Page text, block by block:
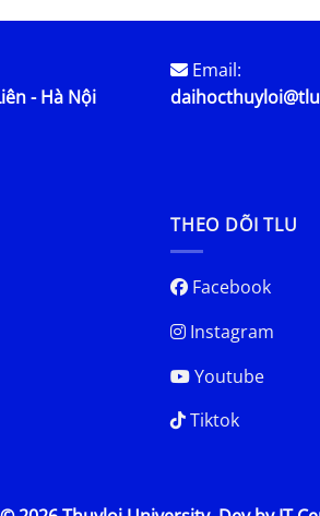
- Hà Nội
Email:
THEO DÕI TLU
Facebook
Instagram
Youtube
Tiktok